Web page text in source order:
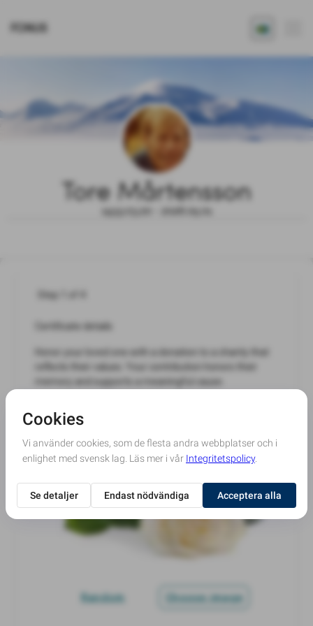
FONUS
Tore Mårtensson
1933.03.20 - 2026.05.01